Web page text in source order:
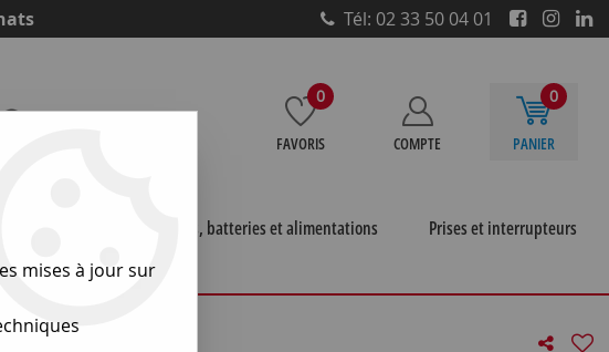
Tél: 02 33 50 04 01
0
FAVORIS COMPTE
0
PANIER
Piles, batteries et alimentations
Prises et interrupteurs
din orbitec >Embase din chassis 7b (775043)
mises à jour sur